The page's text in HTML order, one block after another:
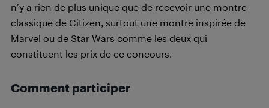
n’y a rien de plus unique que de recevoir une montre
classique de Citizen, surtout une montre inspirée de
Marvel ou de Star Wars comme les deux qui
constituent les prix de ce concours.
Comment participer